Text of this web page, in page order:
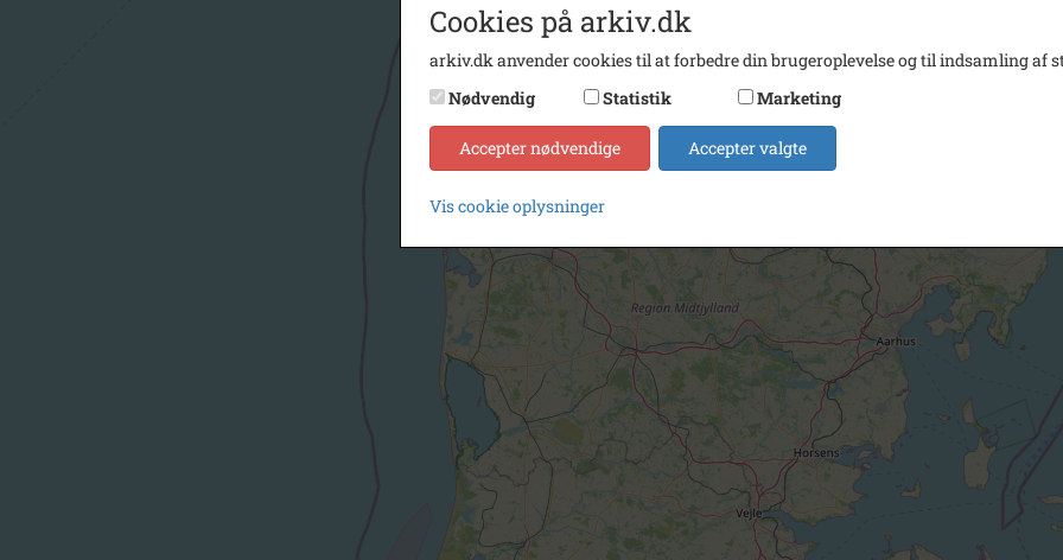
Cookies på arkiv.dk
arkiv.dk anvender cookies til at forbedre din brugeroplevelse og til indsamling af
Nødvendig
Statistik Marketing
Accepter nødvendige Accepter valgte
Vis cookie oplysninger